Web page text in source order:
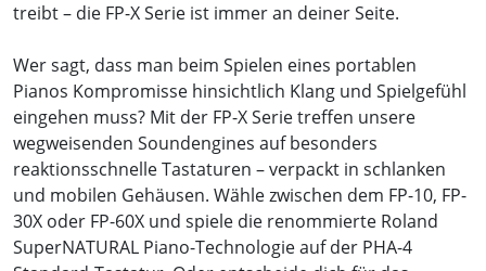
treibt – die FP-X Serie ist immer an deiner Seite.
Wer sagt, dass man beim Spielen eines portablen
Pianos Kompromisse hinsichtlich Klang und Spielgefühl
eingehen muss? Mit der FP-X Serie treffen unsere
wegweisenden Soundengines auf besonders
reaktionsschnelle Tastaturen – verpackt in schlanken
und mobilen Gehäusen. Wähle zwischen dem FP-10, FP-
30X oder FP-60X und spiele die renommierte Roland
SuperNATURAL Piano-Technologie auf der PHA-4